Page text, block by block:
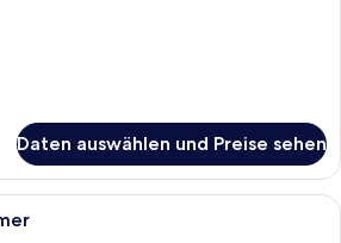
Daten auswählen und Preise sehen
Ein Hotelzimmer mit einem großen